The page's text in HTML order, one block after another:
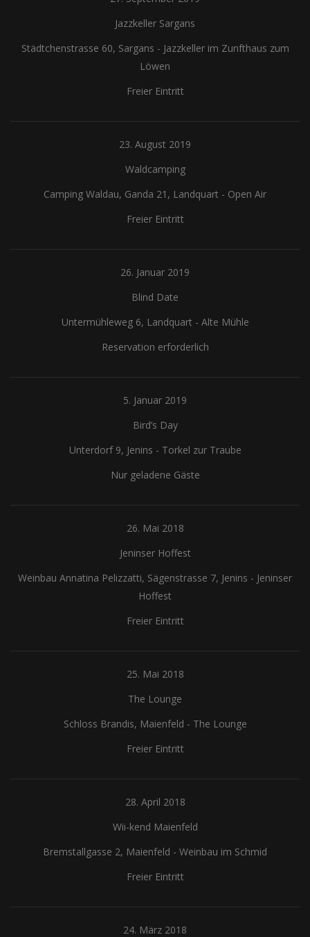
Jazzkeller Sargans
Städtchenstrasse 60, Sargans - Jazzkeller im Zunfthaus zum
Löwen
Freier Eintritt
23. August 2019
Waldcamping
Camping Waldau, Ganda 21, Landquart - Open Air
Freier Eintritt
26. Januar 2019
Blind Date
Untermühleweg 6, Landquart - Alte Mühle
Reservation erforderlich
5. Januar 2019
Bird’s Day
Unterdorf 9, Jenins - Torkel zur Traube
Nur geladene Gäste
26. Mai 2018
Jeninser Hoffest
Weinbau Annatina Pelizzatti, Sägenstrasse 7, Jenins - Jeninser
Hoffest
Freier Eintritt
25. Mai 2018
The Lounge
Schloss Brandis, Maienfeld - The Lounge
Freier Eintritt
28. April 2018
Wii-kend Maienfeld
Bremstallgasse 2, Maienfeld - Weinbau im Schmid
Freier Eintritt
24. März 2018